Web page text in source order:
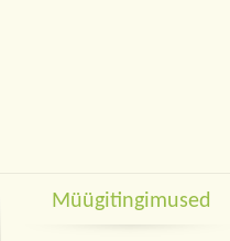
Müügitingimused